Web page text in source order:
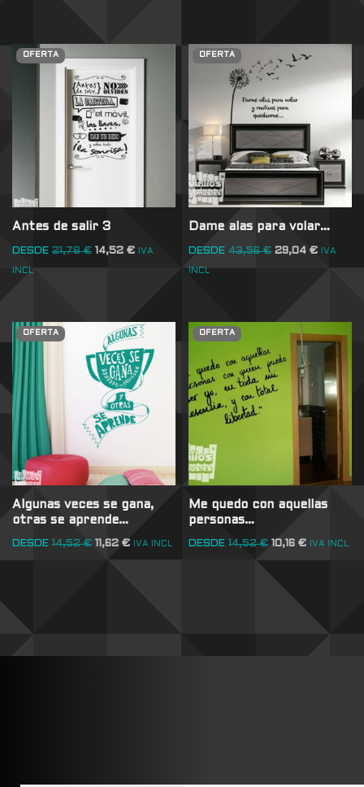
OFERTA
Antes de salir 3
DESDE 21,78€ 14,52 € IVA
INCL
OFERTA
Dame alas para volar…
DESDE 43,56€ 29,04€ IVA
INCL
OFERTA
Algunas veces se gana,
otras se aprende…
DESDE 14,52€ 11,62 € IVA INCL
OFERTA
Me quedo con aquellas
personas…
DESDE 14,52€ 10,16€ IVA INCL